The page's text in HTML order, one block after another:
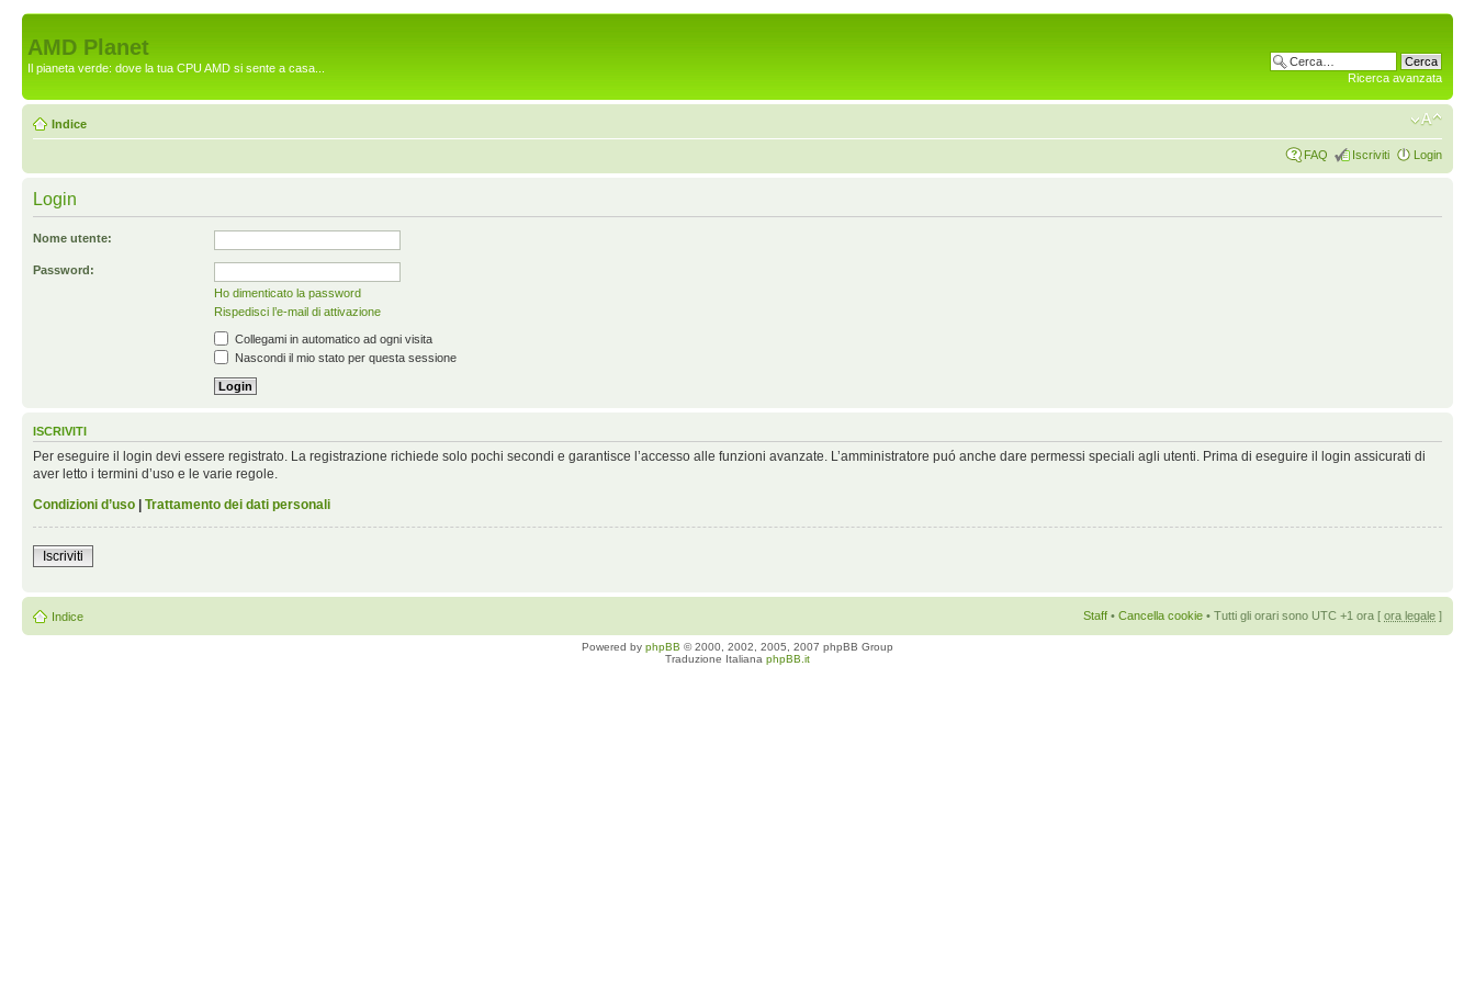
AMD Planet
Il pianeta verde: dove la tua CPU AMD si sente a casa...
Ricerca avanzata
Indice
FAQ Iscriviti Login
Login
Nome utente:
Password:
Ho dimenticato la password
Rispedisci l’e-mail di attivazione
Collegami in automatico ad ogni visita
Nascondi il mio stato per questa sessione
ISCRIVITI
Per eseguire il login devi essere registrato. La registrazione richiede solo pochi secondi e garantisce l’accesso alle funzioni avanzate. L’amministratore puó anche dare permessi speciali agli utenti. Prima di eseguire il login assicurati di
aver letto i termini d’uso e le varie regole.
Condizioni d’uso
Trattamento dei dati personali
Iscriviti
Indice Staff • Cancella cookie • Tutti gli orari sono UTC +1 ora [ ora legale ]
Powered by phpBB © 2000, 2002, 2005, 2007 phpBB Group
Traduzione Italiana phpBB.it